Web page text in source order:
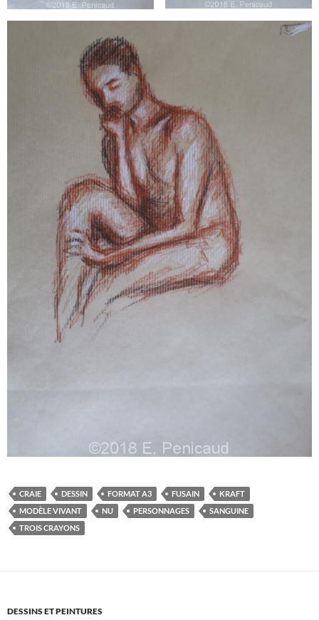
CRAIE DESSIN FORMAT A3 FUSAIN
KRAFT
MODÈLE VIVANT
NU PERSONNAGES
SANGUINE
TROIS CRAYONS
DESSINS ET PEINTURES